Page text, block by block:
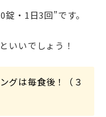
・1日3回”です。
いいでしょう！
グは毎食後！（３